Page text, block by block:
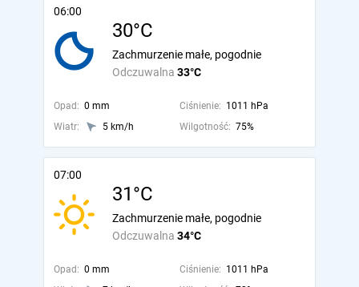
06:00
30°C
Odczuwalna 33°C
Zachmurzenie małe, pogodnie
Opad: 0 mm Ciśnienie: 1011 hPa
Wiatr:
5 km/h Wilgotność: 75%
07:00
31°C
Odczuwalna 34°C
Zachmurzenie małe, pogodnie
Opad: 0 mm Ciśnienie: 1011 hPa